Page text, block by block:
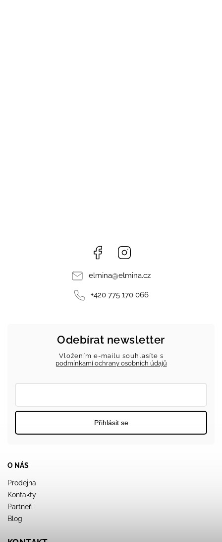
Facebook
elmina@elmina.cz
+420 775 170 066
O NÁS
Prodejna
Kontakty
Partneři
Blog
Odebírat newsletter
Vložením e-mailu souhlasíte s
podmínkami ochrany osobních údajů
Přihlásit se